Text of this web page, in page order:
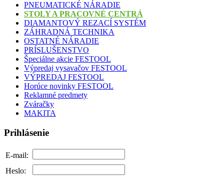
PNEUMATICKÉ NÁRADIE
STOLY A PRACOVNÉ CENTRÁ
DIAMANTOVÝ REZACÍ SYSTÉM
ZÁHRADNÁ TECHNIKA
OSTATNÉ NÁRADIE
PRÍSLUŠENSTVO
Špeciálne akcie FESTOOL
Výpredaj vysavačov FESTOOL
VÝPREDAJ FESTOOL
Horúce novinky FESTOOL
Reklamné predmety
Zváračky
MAKITA
Prihlásenie
E-mail:
Heslo: